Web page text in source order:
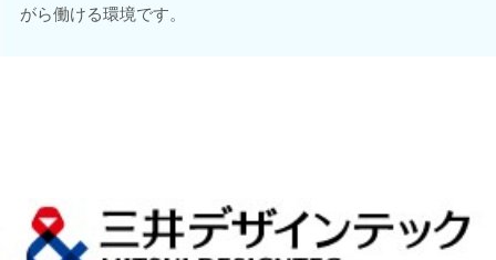
がら働ける環境です。